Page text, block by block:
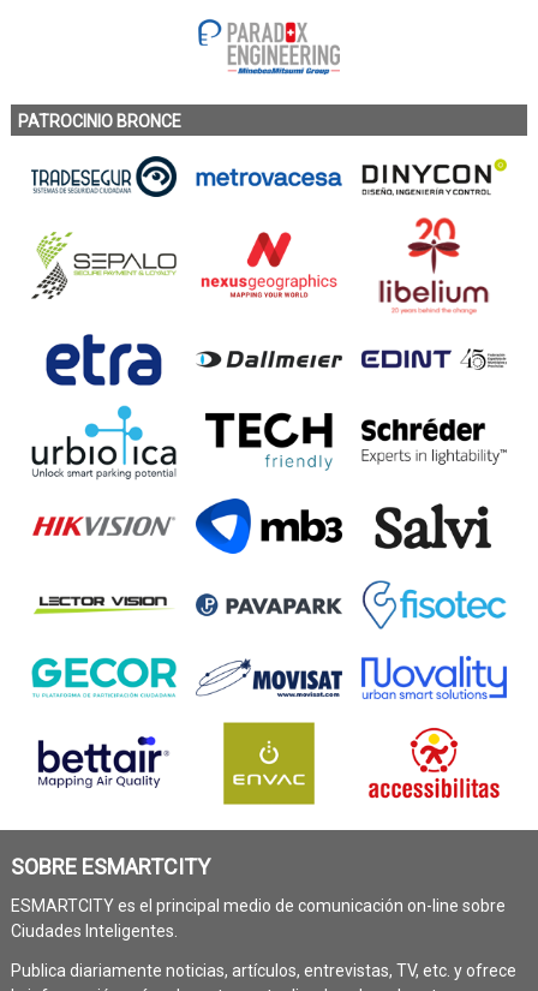
PATROCINIO BRONCE
SOBRE ESMARTCITY
ESMARTCITY es el principal medio de comunicación on-line sobre
Ciudades Inteligentes.
Publica diariamente noticias, artículos, entrevistas, TV, etc. y ofrece